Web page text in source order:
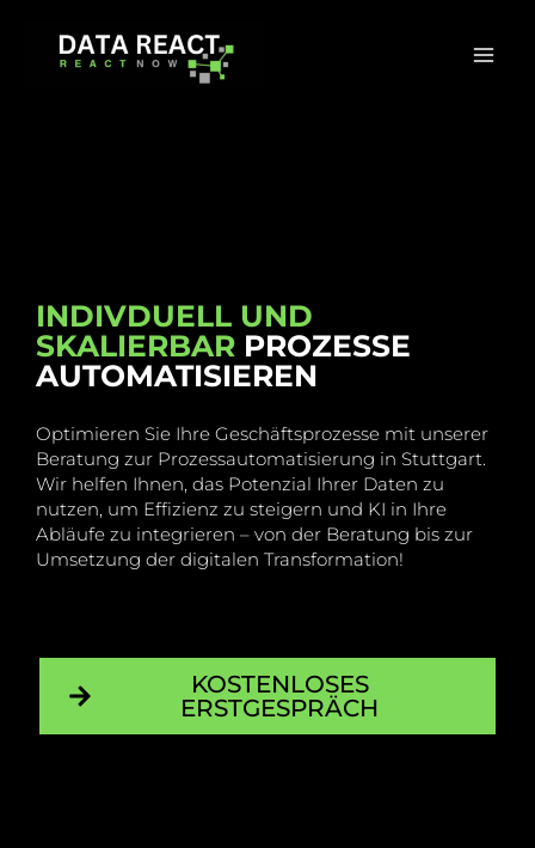
INDIVDUELL UND
SKALIERBAR PROZESSE
AUTOMATISIEREN
Optimieren Sie Ihre Geschäftsprozesse mit unserer
Beratung zur Prozessautomatisierung in Stuttgart.
Wir helfen Ihnen, das Potenzial Ihrer Daten zu
nutzen, um Effizienz zu steigern und KI in Ihre
Abläufe zu integrieren – von der Beratung bis zur
Umsetzung der digitalen Transformation!
KOSTENLOSES
ERSTGESPRÄCH